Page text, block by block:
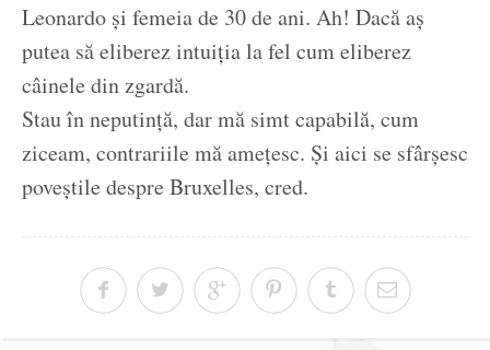
Leonardo și femeia de 30 de ani. Ah! Dacă aș
putea să eliberez intuiția la fel cum eliberez
câinele din zgardă.
Stau în neputință, dar mă simt capabilă, cum
ziceam, contrariile mă amețesc. Și aici se sfârșesc
poveștile despre Bruxelles, cred.